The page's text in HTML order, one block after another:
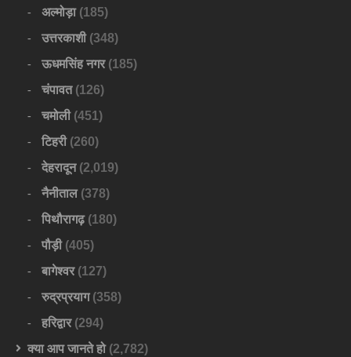
अल्मोड़ा(185)
उत्तरकाशी(348)
ऊधमसिंह नगर(185)
चंपावत(126)
चमोली(451)
टिहरी(260)
देहरादून(2,019)
नैनीताल(378)
पिथौरागढ़(180)
पौड़ी(405)
बागेश्वर(127)
रुद्रप्रयाग(358)
हरिद्वार(294)
क्या आप जानते हो(2,782)